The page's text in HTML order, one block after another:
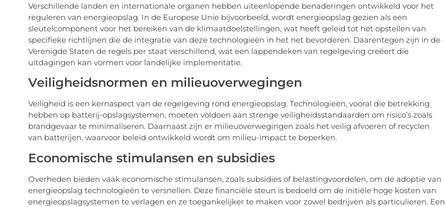
Verschillende landen en internationale organen hebben uiteenlopende benaderingen ontwikkeld voor het
reguleren van energieopslag. In de Europese Unie bijvoorbeeld, wordt energieopslag gezien als een
sleutelcomponent voor het bereiken van de klimaatdoelstellingen, wat heeft geleid tot het opstellen van
specifieke richtlijnen die de integratie van deze technologieën in het net bevorderen. Daarentegen zijn in de
Verenigde Staten de regels per staat verschillend, wat een lappendeken van regelgeving creëert die
uitdagingen kan vormen voor landelijke implementatie.
Veiligheidsnormen en milieuoverwegingen
Veiligheid is een kernaspect van de regelgeving rond energieopslag. Technologieën, vooral die betrekking
hebben op batterij-opslagsystemen, moeten voldoen aan strenge veiligheidsstandaarden om risico’s zoals
brandgevaar te minimaliseren. Daarnaast zijn er milieuoverwegingen zoals het veilig afvoeren of recyclen
van batterijen, waarvoor beleid ontwikkeld wordt om milieu-impact te beperken.
Economische stimulansen en subsidies
Overheden bieden vaak economische stimulansen, zoals subsidies of belastingvoordelen, om de adoptie van
energieopslag technologieën te versnellen. Deze financiële steun is bedoeld om de initiële hoge kosten van
energieopslagsystemen te verlagen en ze toegankelijker te maken voor zowel bedrijven als particulieren. Een